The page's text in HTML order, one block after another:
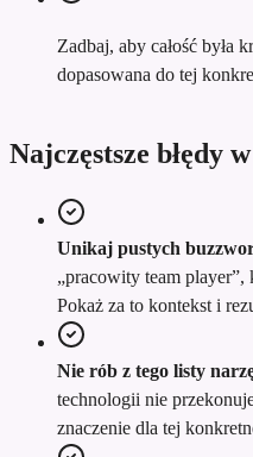
Zadbaj, aby całość była
dopasowana do tej
Najczęstsze błędy
Unikaj pustych
„pracowity team
Pokaż za to kontekst i
Nie rób z tego listy
technologii nie
znaczenie dla tej